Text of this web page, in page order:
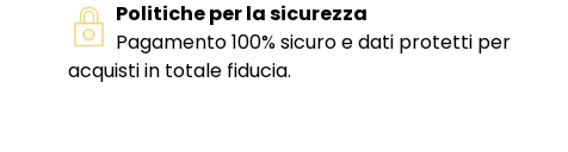
Politiche per la sicurezza
Pagamento 100% sicuro e dati protetti per
acquisti in totale fiducia.